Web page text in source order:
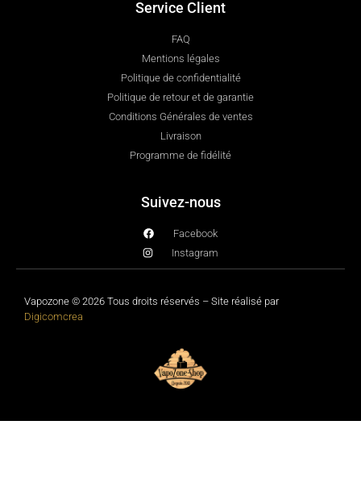
Service Client
FAQ
Mentions légales
Politique de confidentialité
Politique de retour et de garantie
Conditions Générales de ventes
Livraison
Programme de fidélité
Suivez-nous
Facebook
Instagram
Vapozone © 2026 Tous droits réservés – Site réalisé par
Digicomcrea